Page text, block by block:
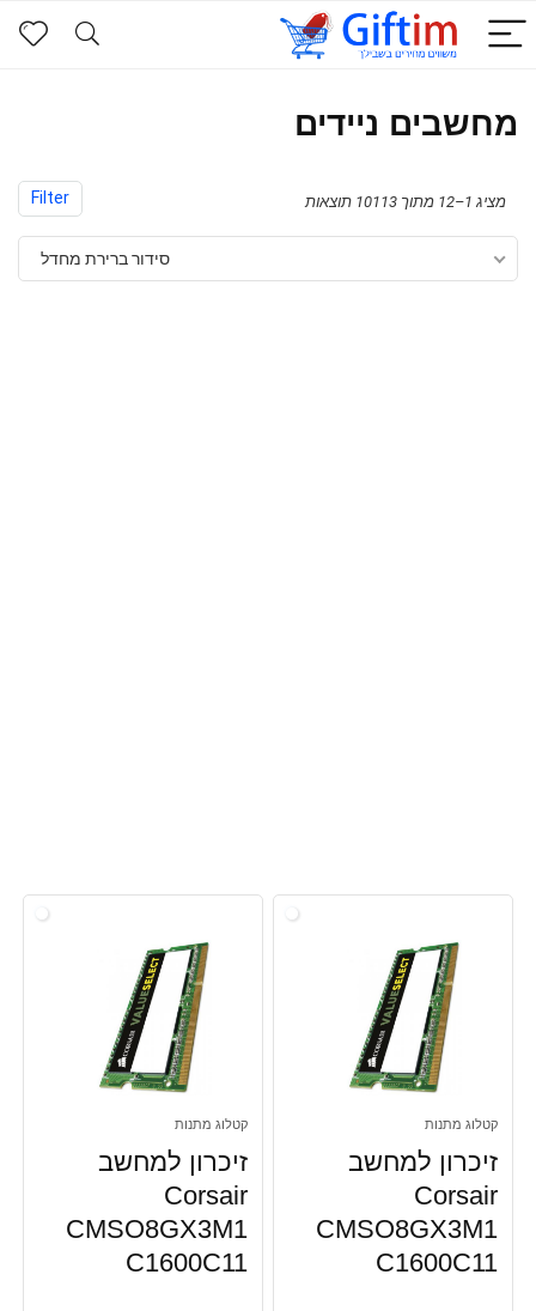
מחשבים ניידים
Filter מציג 1–12 מתוך 10113 תוצאות
סידור ברירת מחדל
קטלוג מתנות
זיכרון למחשב
Corsair
CMSO8GX3M1
C1600C11
קטלוג מתנות
זיכרון למחשב
Corsair
CMSO8GX3M1
C1600C11